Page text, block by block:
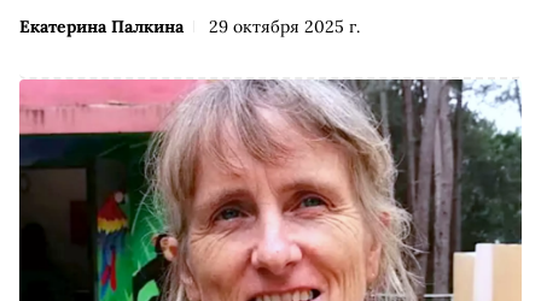
Екатерина Палкина 29 октября 2025 г.